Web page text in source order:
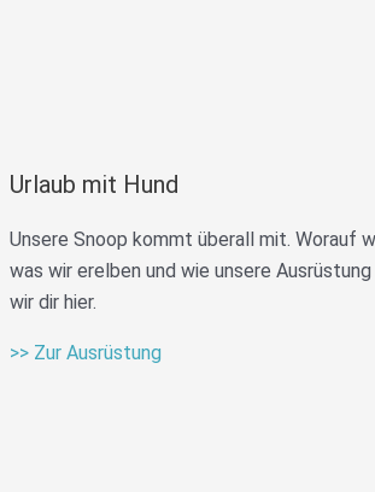
Urlaub mit Hund
Unsere Snoop kommt überall mit. Worauf
was wir erelben und wie unsere
wir dir hier.
>> Zur Ausrüstung